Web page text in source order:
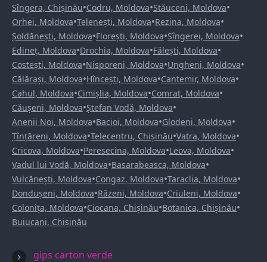
Sîngera, Chișinău•Codru, Moldova•Stăuceni, Moldova•
Orhei, Moldova•Telenești, Moldova•Rezina, Moldova•
Șoldănești, Moldova•Florești, Moldova•Sîngerei, Moldova•
Edineț, Moldova•Drochia, Moldova•Fălești, Moldova•
Costești, Moldova•Nisporeni, Moldova•Ungheni, Moldova•
Călărași, Moldova•Hîncești, Moldova•Cantemir, Moldova•
Cahul, Moldova•Cimișlia, Moldova•Comrat, Moldova•
Căușeni, Moldova•Ștefan Vodă, Moldova•
Anenii Noi, Moldova•Bacioi, Moldova•Glodeni, Moldova•
Țînțăreni, Moldova•Telecentru, Chișinău•Vatra, Moldova•
Cricova, Moldova•Peresecina, Moldova•Leova, Moldova•
Vadul lui Vodă, Moldova•Basarabeasca, Moldova•
Vulcănești, Moldova•Congaz, Moldova•Taraclia, Moldova•
Dondușeni, Moldova•Răzeni, Moldova•Criuleni, Moldova•
Colonița, Moldova•Ciocana, Chișinău•Botanica, Chișinău•
Buiucani, Chișinău
gips carton verde